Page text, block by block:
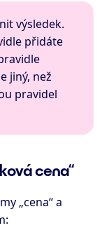
výsledek.
přidáte
jiný, než
pravidel
cena“
„cena“ a